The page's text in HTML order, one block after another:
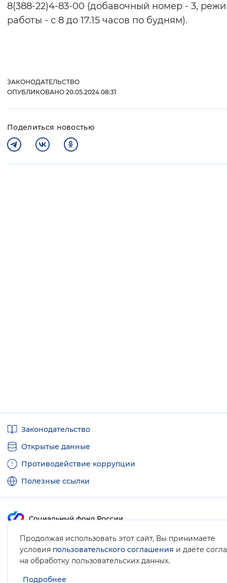
8(388-22)4-83-00 (добавочный номер - 3,
работы - с 8 до 17.15 часов по будням).
ЗАКОНОДАТЕЛЬСТВО
ОПУБЛИКОВАНО 20.05.2024 08:31
Поделиться новостью
Продолжая использовать этот сайт, Вы принимаете
условия пользовательского соглашения и даёте
на обработку пользовательских данных.
Подробнее
ссылкиЗаконодательство
Открытые данные
Противодействие коррупции
Полезные ссылки
Карта сайта